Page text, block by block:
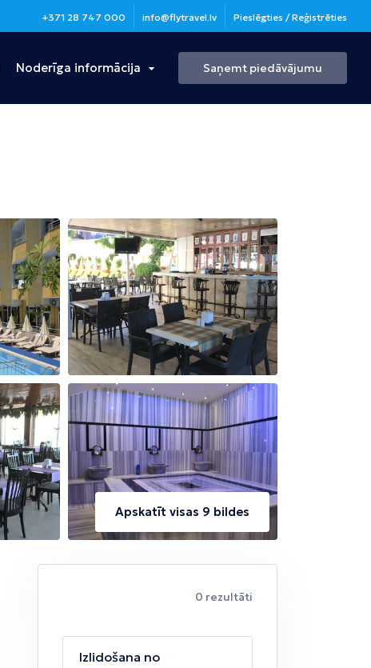
+371 28 747 000 info@flytravel.lv Pieslēgties / Reģistrēties
Bulgārija
Burgasa
Noderīga informācija Saņemt piedāvājumu
Apskatīt visas 9 bildes
0 rezultāti
Izlidošana no